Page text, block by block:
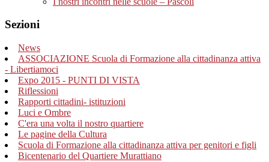
Sezioni
News
ASSOCIAZIONE Scuola di Formazione alla cittadinanza attiva
- Libertiamoci
Expo 2015 - PUNTI DI VISTA
Riflessioni
Rapporti cittadini- istituzioni
Luci e Ombre
C'era una volta il nostro quartiere
Le pagine della Cultura
Scuola di Formazione alla cittadinanza attiva per genitori e figli
Bicentenario del Quartiere Murattiano